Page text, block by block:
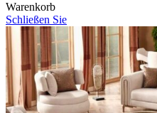
Warenkorb
Schließen Sie